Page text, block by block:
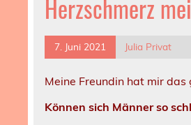
Herzschmerz
7. Juni 2021 Julia Privat
Meine Freundin hat mir
Können sich